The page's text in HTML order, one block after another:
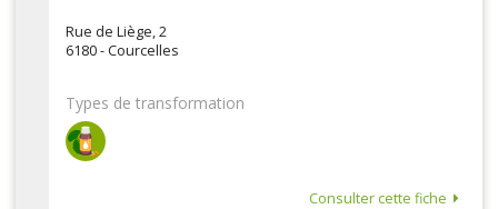
Rue de Liège, 2
6180 - Courcelles
Types de transformation
Consulter cette fiche